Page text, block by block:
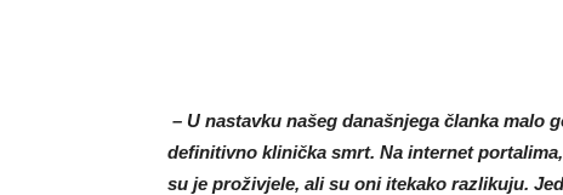
– U nastavku našeg današnjega članka malo
definitivno klinička smrt. Na internet
su je proživjele, ali su oni itekako razlikuju.